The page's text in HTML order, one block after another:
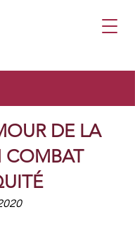
DE LA
COMBAT